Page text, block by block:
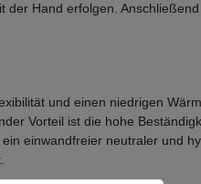
Hand erfolgen.
und einen niedrigen
Vorteil ist die hohe
einwandfreier neutraler und